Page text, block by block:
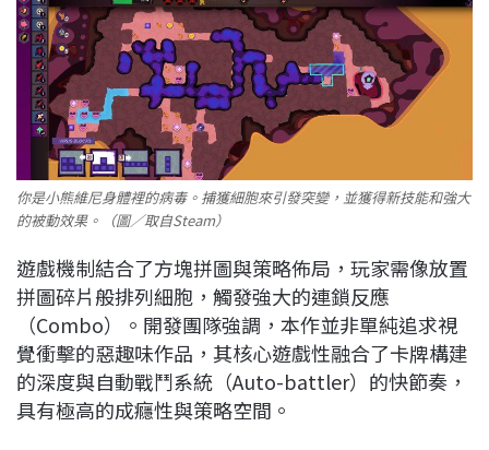
你是小熊維尼身體裡的病毒。捕獲細胞來引發突變，並獲得新技能和強大
的被動效果。（圖／取自Steam）
遊戲機制結合了方塊拼圖與策略佈局，玩家需像放置
拼圖碎片般排列細胞，觸發強大的連鎖反應
（Combo）。開發團隊強調，本作並非單純追求視
覺衝擊的惡趣味作品，其核心遊戲性融合了卡牌構建
的深度與自動戰鬥系統（Auto-battler）的快節奏，
具有極高的成癮性與策略空間。